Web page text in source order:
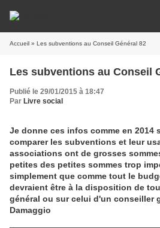
Accueil » Les subventions au Conseil Général 82
Les subventions au Conseil
Publié le 29/01/2015 à 18:47
Par Livre social
Je donne ces infos comme en 2014
comparer les subventions et leur
associations ont de grosses
petites des petites sommes trop
simplement que comme tout le
devraient être à la disposition de
général ou sur celui d'un conseiller
Damaggio